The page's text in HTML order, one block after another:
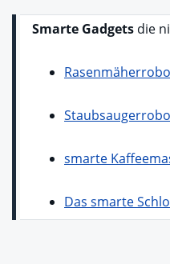
Smarte Gadgets die
smarte
Das smarte